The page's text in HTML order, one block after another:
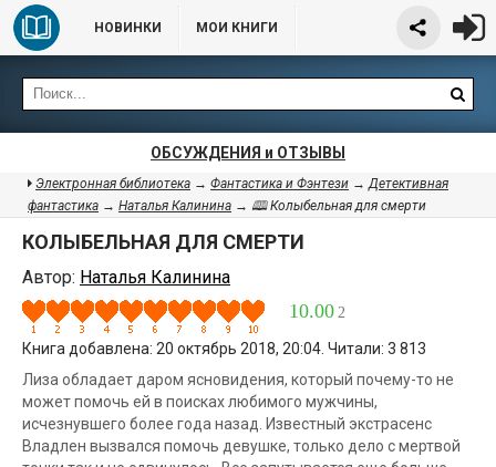
НОВИНКИ МОИ КНИГИ
ОБСУЖДЕНИЯ и ОТЗЫВЫ
Электронная библиотека → Фантастика и Фэнтези →Детективная
фантастика → Наталья Калинина → 🕮 Колыбельная для смерти
КОЛЫБЕЛЬНАЯ ДЛЯ СМЕРТИ
Автор: Наталья Калинина
10.00 2
Книга добавлена: 20 октябрь 2018, 20:04. Читали: 3 813
Лиза обладает даром ясновидения, который почему-то не
может помочь ей в поисках любимого мужчины,
исчезнувшего более года назад. Известный экстрасенс
Владлен вызвался помочь девушке, только дело с мертвой